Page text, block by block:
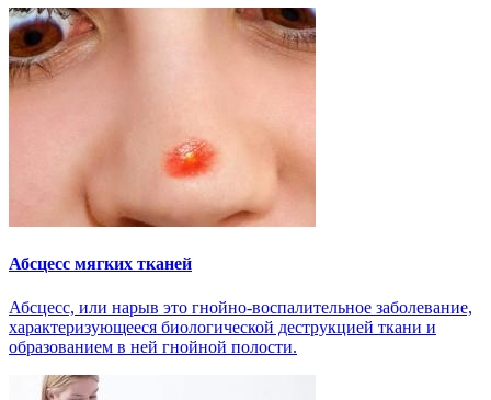
Абсцесс мягких тканей
Абсцесс, или нарыв это гнойно-воспалительное заболевание,
характеризующееся биологической деструкцией ткани и
образованием в ней гнойной полости.